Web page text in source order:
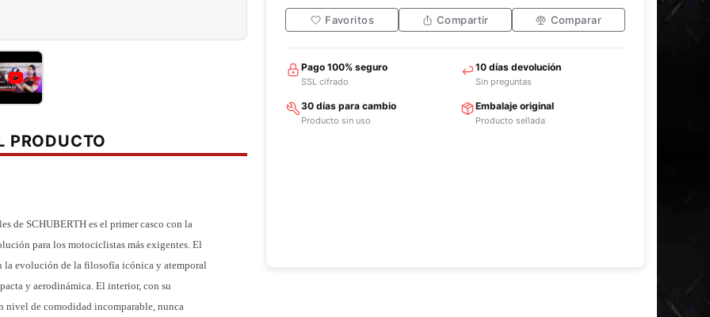
PRODUCTO
de SCHUBERTH es el primer casco con la
para los motociclistas más exigentes. El
la evolución de la filosofía icónica y atemporal
y aerodinámica. El interior, con su
nivel de comodidad incomparable, nunca
Favoritos Compartir Comparar
Pago 100% seguro
SSL cifrado
10 días devolución
Sin preguntas
30 días para cambio
Producto sin uso
Embalaje original
Producto sellada